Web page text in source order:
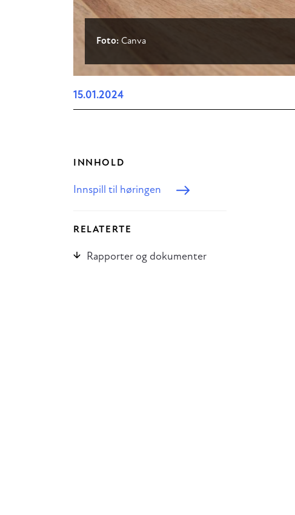
Foto: Canva
15.01.2024
INNHOLD
Innspill til høringen
RELATERTE
Rapporter og dokumenter